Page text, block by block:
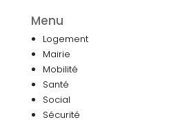
Menu
Logement
Mairie
Mobilité
Santé
Social
Sécurité